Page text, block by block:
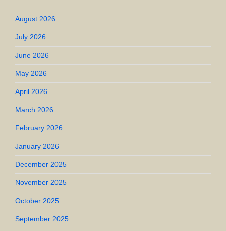
August 2026
July 2026
June 2026
May 2026
April 2026
March 2026
February 2026
January 2026
December 2025
November 2025
October 2025
September 2025